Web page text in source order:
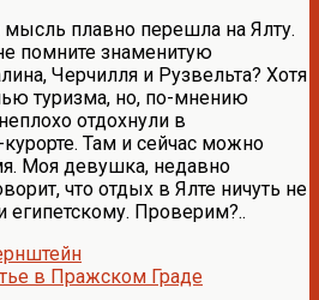
мысль плавно перешла на Ялту.
помните знаменитую
Черчилля и Рузвельта? Хотя
туризма, но, по-мнению
отдохнули в
Там и сейчас можно
Моя девушка, недавно
что отдых в Ялте ничуть не
египетскому. Проверим?..
в Пражском Граде